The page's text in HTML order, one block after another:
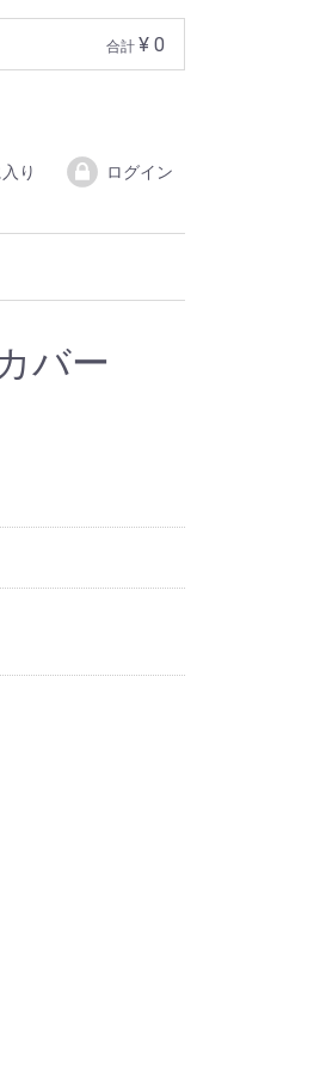
合計 ¥ 0
り ログイン
バー